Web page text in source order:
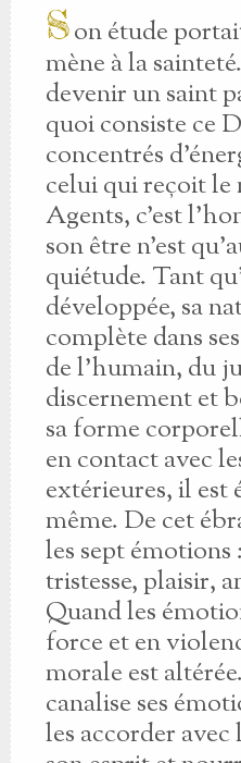
Son étude
mène à la
devenir un saint
quoi consiste ce
concentrés
celui qui reçoit
Agents, c'est
son être n'est
quiétude. Tant
développée, sa
complète dans
de l'humain, du
discernement et
sa forme
en contact avec
extérieures, il est
même. De cet
les sept émotions
tristesse, plaisir,
Quand les
force et en
morale est
canalise ses
les accorder